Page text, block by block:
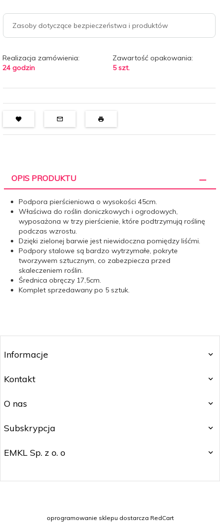
Zasoby dotyczące bezpieczeństwa i produktów
Realizacja zamówienia:
24 godzin
Zawartość opakowania:
5 szt.
OPIS PRODUKTU
Podpora pierścieniowa o wysokości 45cm.
Właściwa do roślin doniczkowych i ogrodowych,
wyposażona w trzy pierścienie, które podtrzymują roślinę
podczas wzrostu.
Dzięki zielonej barwie jest niewidoczna pomiędzy liśćmi.
Podpory stalowe są bardzo wytrzymałe, pokryte
tworzywem sztucznym, co zabezpiecza przed
skaleczeniem roślin.
Średnica obręczy 17,5cm.
Komplet sprzedawany po 5 sztuk.
Informacje
Kontakt
O nas
Subskrypcja
EMKL Sp. z o. o
oprogramowanie sklepu dostarcza RedCart